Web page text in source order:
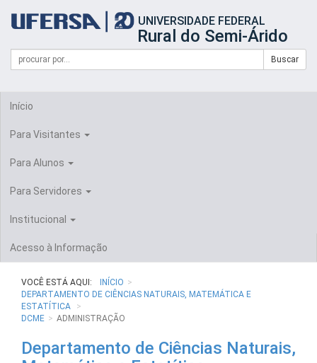
portal
UFERSA
UNIVERSIDADE FEDERAL
Rural do Semi-Árido
Formulário
Busca
Campo
de
Buscar
Início
Para Visitantes
Para Alunos
Para Servidores
Institucional
Acesso à Informação
VOCÊ ESTÁ AQUI:
INÍCIO
DEPARTAMENTO DE CIÊNCIAS NATURAIS, MATEMÁTICA E
ESTATÍTICA
DCME
ADMINISTRAÇÃO
Departamento de Ciências Naturais,